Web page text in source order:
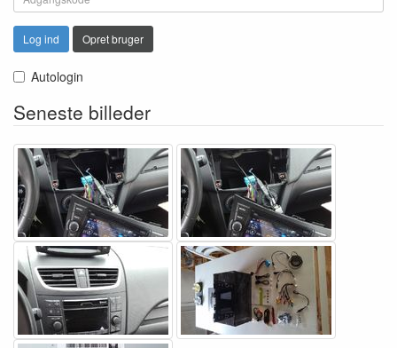
Log ind Opret bruger
Autologin
Seneste billeder